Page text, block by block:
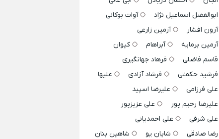
ابوالفضل اسماعیل نژاد
آوات بوکانی
آرون افشار
آرمین زارعی
آرمین برمایه
آبراهام
کیوان
قاسم فاضلی
فرهاد جهانگیری
فرشید حکمتی
فرشاد آزادی
علیها
علی فرزامی
علیرضا اسپید
علیرضا رحیم پور
علی عزیزپور
علی شرفی
علی احمدیانی
رضا صادقی
شایان یو
شاهین بنان